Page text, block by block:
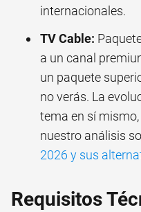
internacionales.
TV Cable:
a un canal
un paquete
no verás. La
tema en sí
nuestro análisis
2026 y sus
Requisitos